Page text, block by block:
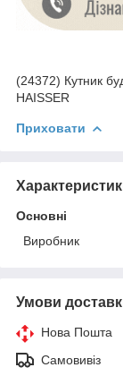
(24372) Кутник
HAISSER
Приховати
Основні
Виробник
Умови
Нова Пошта
Самовивіз